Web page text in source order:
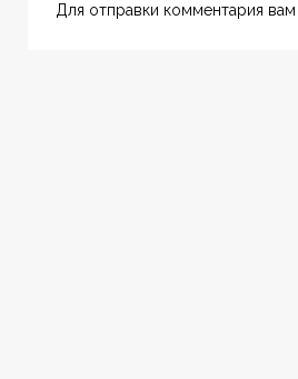
Для отправки комментария